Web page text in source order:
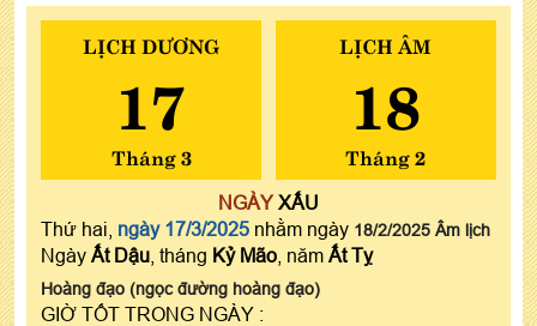
LỊCH DƯƠNG
17
Tháng 3
LỊCH ÂM
18
Tháng 2
NGÀYXẤU
Thứ hai, ngày 17/3/2025 nhằm ngày 18/2/2025 Âm lịch
Ngày Ất Dậu , tháng Kỷ Mão , năm Ất Tỵ
Hoàng đạo (ngọc đường hoàng đạo)
GIỜ TỐT TRONG NGÀY :